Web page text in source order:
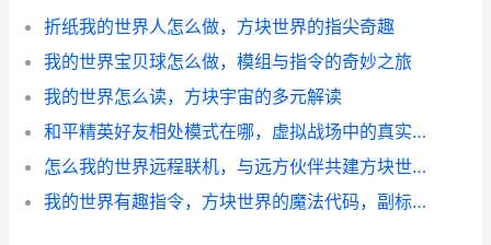
折纸我的世界人怎么做，方块世界的指尖奇趣
我的世界宝贝球怎么做，模组与指令的奇妙之旅
我的世界怎么读，方块宇宙的多元解读
和平精英好友相处模式在哪，虚拟战场中的真实情谊
怎么我的世界远程联机，与远方伙伴共建方块世界的指南
我的世界有趣指令，方块世界的魔法代码，副标题，资深玩家的指令奇趣指南